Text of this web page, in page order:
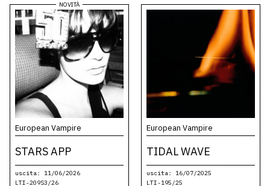
European Vampire
STARS APP
uscita: 11/06/2026
LTI-209S3/26
European Vampire
TIDAL WAVE
uscita: 16/07/2025
LTI-195/25